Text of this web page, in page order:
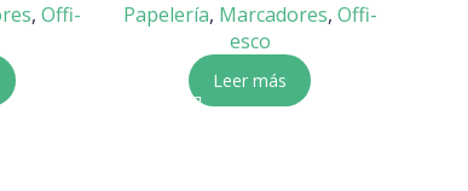
,Offi-
Papelería, Marcadores, Offi-
esco
Leer más